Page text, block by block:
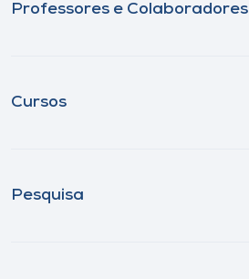
Professores e Colaboradores
Cursos
Pesquisa